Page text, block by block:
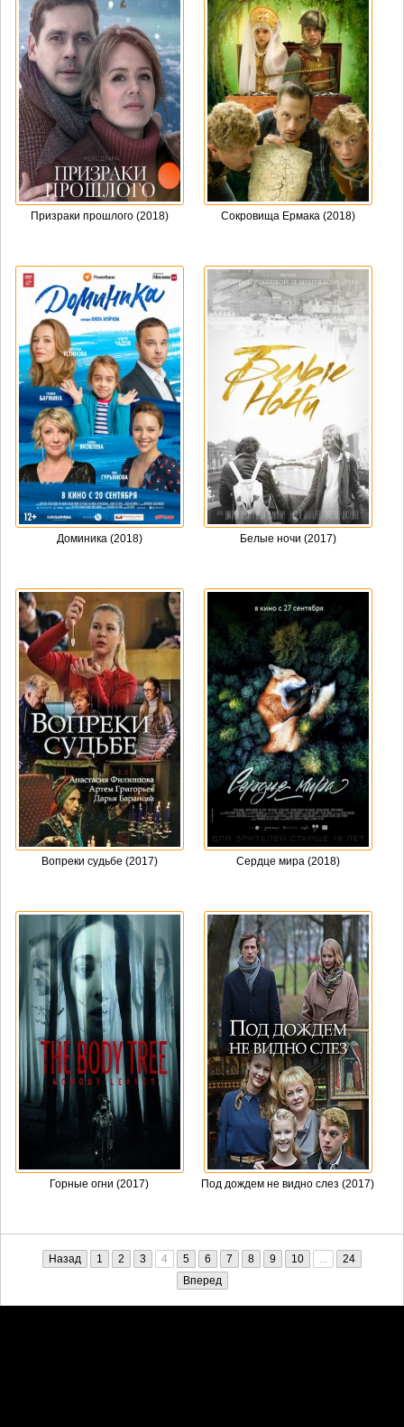
Призраки прошлого (2018) Сокровища Ермака (2018)
Доминика (2018) Белые ночи (2017)
Вопреки судьбе (2017) Сердце мира (2018)
Горные огни (2017) Под дождем не видно слез (2017)
Назад 1 2 3 4 5 6 7 8 9 10 ...
24
Вперед